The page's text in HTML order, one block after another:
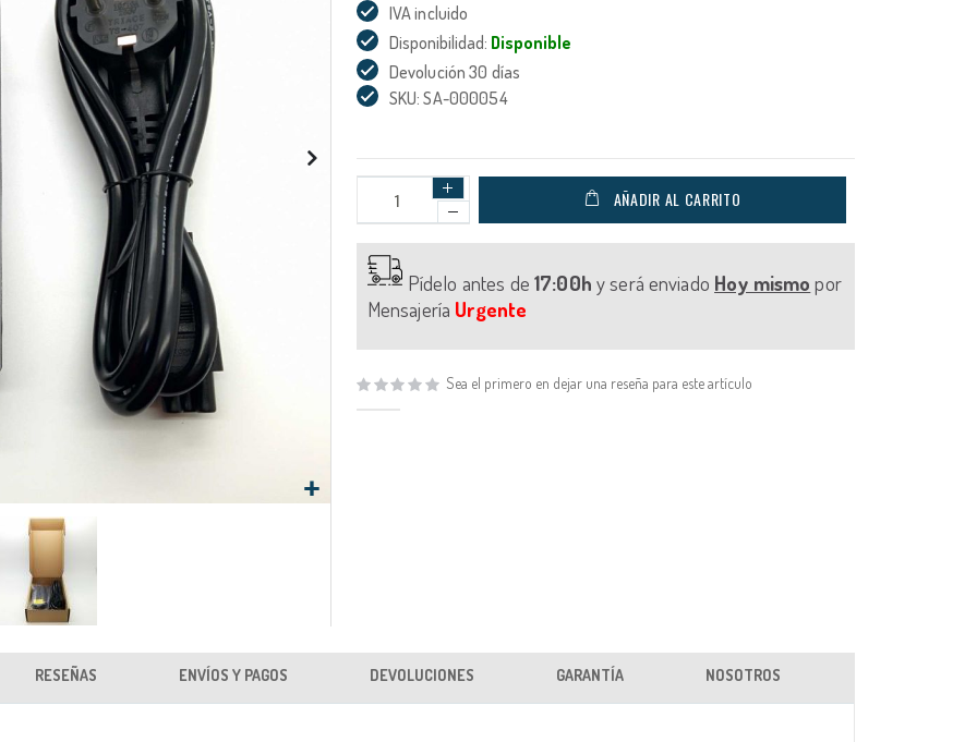
IVA incluido
Disponibilidad: Disponible
Devolución 30 días
SKU: SA-000054
AÑADIR AL CARRITO
Pídelo antes de 17:00h y será enviado Hoy mismo por
Mensajería Urgente
Sea el primero en dejar una reseña para este artículo
RESEÑAS ENVÍOS Y PAGOS DEVOLUCIONES GARANTÍA NOSOTROS